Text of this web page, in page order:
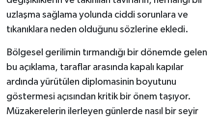
uzlaşma sağlama yolunda ciddi sorunlara ve
tıkanıklara neden olduğunu sözlerine ekledi.
Bölgesel gerilimin tırmandığı bir dönemde gelen
bu açıklama, taraflar arasında kapalı kapılar
ardında yürütülen diplomasinin boyutunu
göstermesi açısından kritik bir önem taşıyor.
Müzakerelerin ilerleyen günlerde nasıl bir seyir